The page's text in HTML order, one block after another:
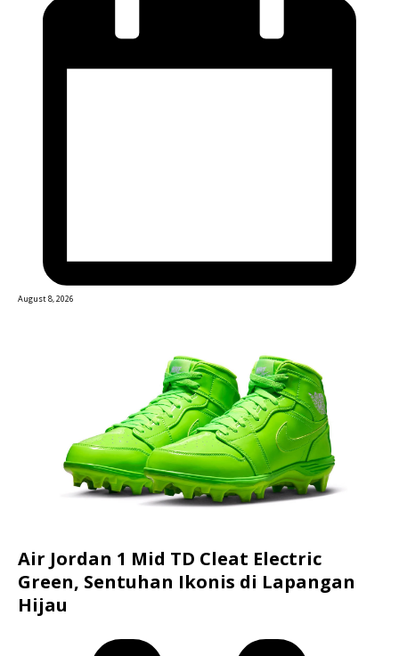
August 8, 2026
Air Jordan 1 Mid TD Cleat Electric
Green, Sentuhan Ikonis di Lapangan
Hijau